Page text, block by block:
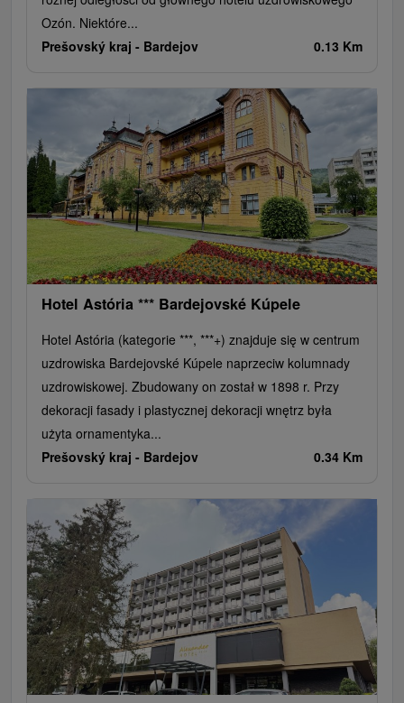
Ozón. Niektóre...
Prešovský kraj - Bardejov 0.13 Km
Hotel Astória *** Bardejovské Kúpele
Hotel Astória (kategorie ***, ***+) znajduje się w centrum
uzdrowiska Bardejovské Kúpele naprzeciw kolumnady
uzdrowiskowej. Zbudowany on został w 1898 r. Przy
dekoracji fasady i plastycznej dekoracji wnętrz była
użyta ornamentyka...
Prešovský kraj - Bardejov 0.34 Km